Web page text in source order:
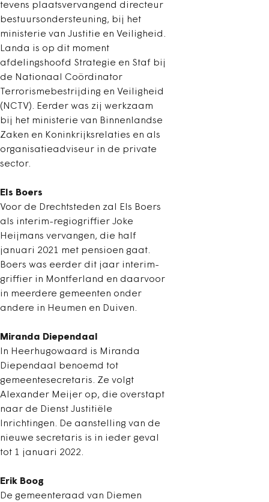
tevens plaatsvervangend directeur
bestuursondersteuning, bij het
ministerie van Justitie en Veiligheid.
Landa is op dit moment
afdelingshoofd Strategie en Staf bij
de Nationaal Coördinator
Terrorismebestrijding en Veiligheid
(NCTV). Eerder was zij werkzaam
bij het ministerie van Binnenlandse
Zaken en Koninkrijksrelaties en als
organisatieadviseur in de private
sector.
Els Boers
Voor de Drechtsteden zal Els Boers
als interim-regiogriffier Joke
Heijmans vervangen, die half
januari 2021 met pensioen gaat.
Boers was eerder dit jaar interim-
griffier in Montferland en daarvoor
in meerdere gemeenten onder
andere in Heumen en Duiven.
Miranda Diependaal
In Heerhugowaard is Miranda
Diependaal benoemd tot
gemeentesecretaris. Ze volgt
Alexander Meijer op, die overstapt
naar de Dienst Justitiële
Inrichtingen. De aanstelling van de
nieuwe secretaris is in ieder geval
tot 1 januari 2022.
Erik Boog
De gemeenteraad van Diemen